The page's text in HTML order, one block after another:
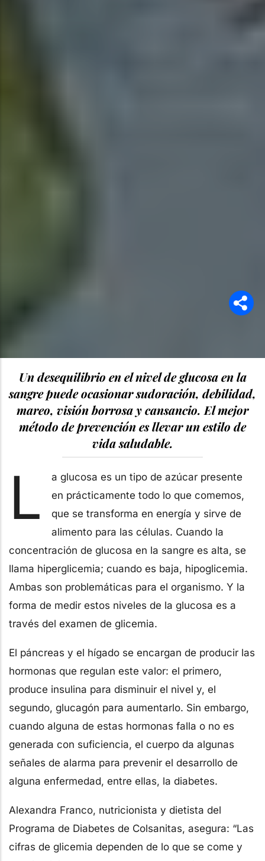
Un desequilibrio en el nivel de glucosa en la
sangre puede ocasionar sudoración, debilidad,
mareo, visión borrosa y cansancio. El mejor
método de prevención es llevar un estilo de
vida saludable.
L
a glucosa es un tipo de azúcar presente
en prácticamente todo lo que comemos,
que se transforma en energía y sirve de
alimento para las células. Cuando la
concentración de glucosa en la sangre es alta, se
llama hiperglicemia; cuando es baja, hipoglicemia.
Ambas son problemáticas para el organismo. Y la
forma de medir estos niveles de la glucosa es a
través del examen de glicemia.
El páncreas y el hígado se encargan de producir las
hormonas que regulan este valor: el primero,
produce insulina para disminuir el nivel y, el
segundo, glucagón para aumentarlo. Sin embargo,
cuando alguna de estas hormonas falla o no es
generada con suficiencia, el cuerpo da algunas
señales de alarma para prevenir el desarrollo de
alguna enfermedad, entre ellas, la diabetes.
Alexandra Franco, nutricionista y dietista del
Programa de Diabetes de Colsanitas, asegura: “Las
cifras de glicemia dependen de lo que se come y